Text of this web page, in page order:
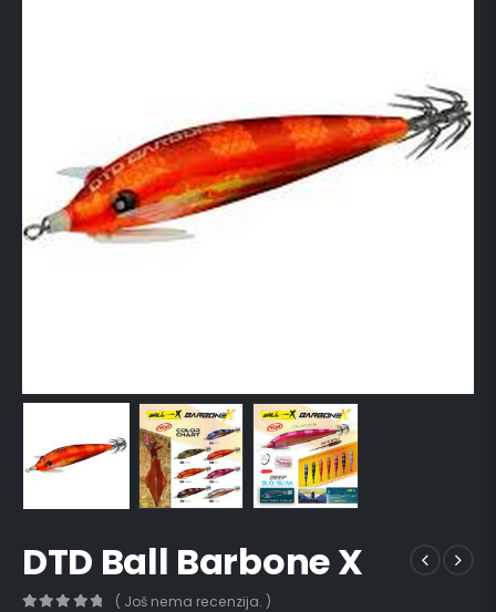
DTD Ball Barbone X
( Još nema recenzija. )